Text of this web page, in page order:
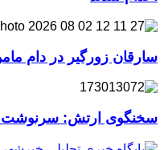
سارقان زورگیر در دام
سخنگوی ارتش: سرنوشت ۳ خلبان ما هنوز مشخص نیست